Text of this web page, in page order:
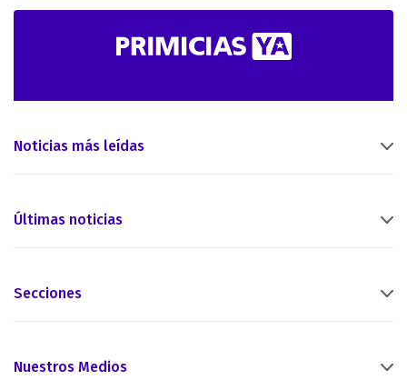
Noticias más leídas
Últimas noticias
Secciones
Nuestros Medios